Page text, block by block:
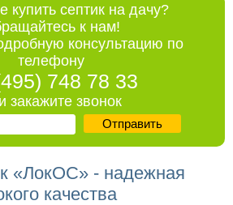
купить септик на дачу?
к нам!
консультацию по
телефону
748 78 33
закажите звонок
Отправить
«ЛокОС» - надежная
качества